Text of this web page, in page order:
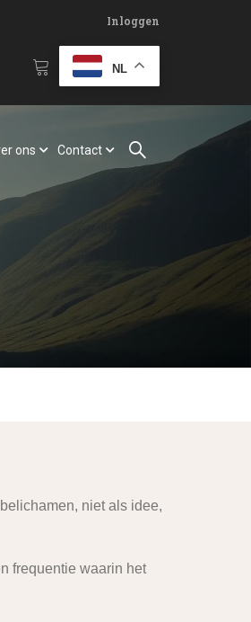
Inloggen
NL
ons Contact
niet als idee,
frequentie waarin het